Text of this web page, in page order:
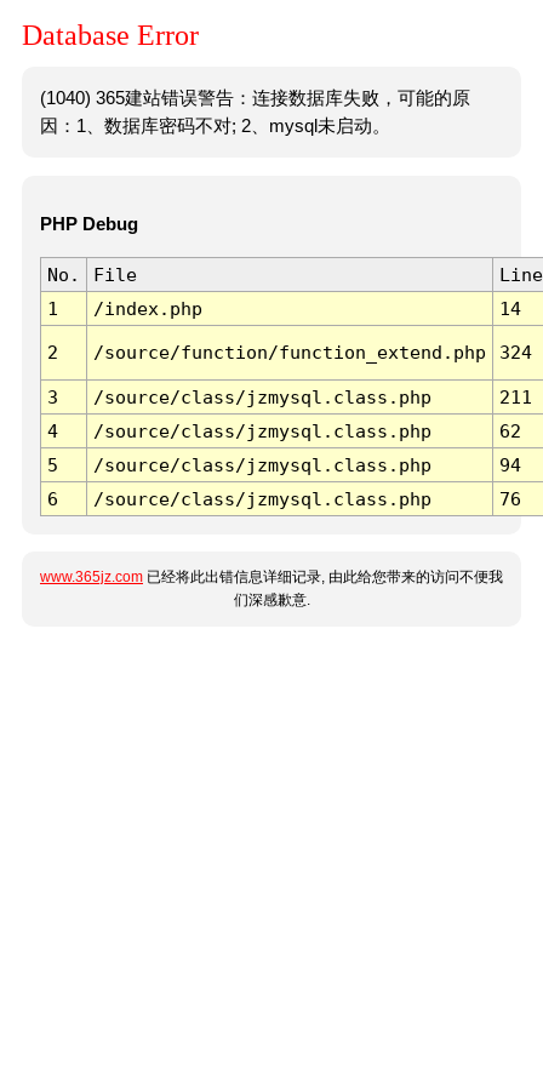
Database Error
(1040) 365建站错误警告：连接数据库失败，可能的原
因：1、数据库密码不对; 2、mysql未启动。
PHP Debug
No. File
Line
1
/index.php 14
2 /source/function/function_extend.php 324
3 /source/class/jzmysql.class.php
211
4
/source/class/jzmysql.class.php
62
5
/source/class/jzmysql.class.php
94
6
/source/class/jzmysql.class.php 76
www.365jz.com 已经将此出错信息详细记录, 由此给您带来的访问不便我
们深感歉意.